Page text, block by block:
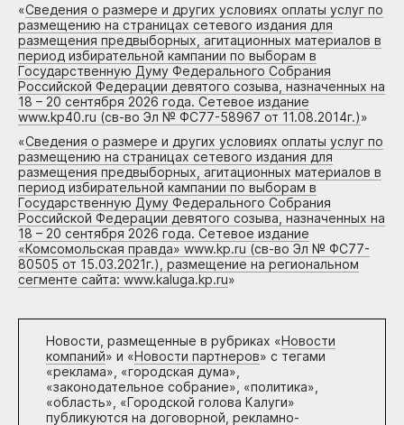
«Сведения о размере и других условиях оплаты услуг по
размещению на страницах сетевого издания для
размещения предвыборных, агитационных материалов в
период избирательной кампании по выборам в
Государственную Думу Федерального Собрания
Российской Федерации девятого созыва, назначенных на
18 – 20 сентября 2026 года. Сетевое издание
www.kp40.ru (св-во Эл № ФС77-58967 от 11.08.2014г.)»
«Сведения о размере и других условиях оплаты услуг по
размещению на страницах сетевого издания для
размещения предвыборных, агитационных материалов в
период избирательной кампании по выборам в
Государственную Думу Федерального Собрания
Российской Федерации девятого созыва, назначенных на
18 – 20 сентября 2026 года. Сетевое издание
«Комсомольская правда» www.kp.ru (св-во Эл № ФС77-
80505 от 15.03.2021г.), размещение на региональном
сегменте сайта: www.kaluga.kp.ru»
Новости, размещенные в рубриках «Новости
компаний» и «Новости партнеров» с тегами
«реклама», «городская дума»,
«законодательное собрание», «политика»,
«область», «Городской голова Калуги»
публикуются на договорной, рекламно-